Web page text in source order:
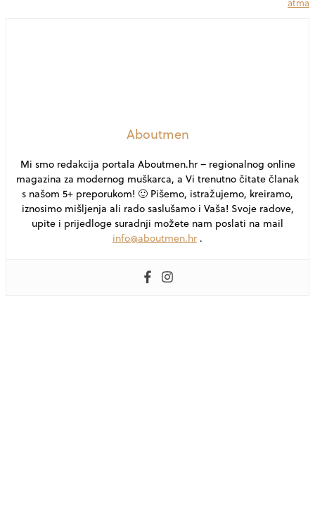
Aboutmen
Mi smo redakcija portala Aboutmen.hr – regionalnog online
magazina za modernog muškarca, a Vi trenutno čitate članak
s našom 5+ preporukom! 🙂 Pišemo, istražujemo, kreiramo,
iznosimo mišljenja ali rado saslušamo i Vaša! Svoje radove,
upite i prijedloge suradnji možete nam poslati na mail
info@aboutmen.hr .